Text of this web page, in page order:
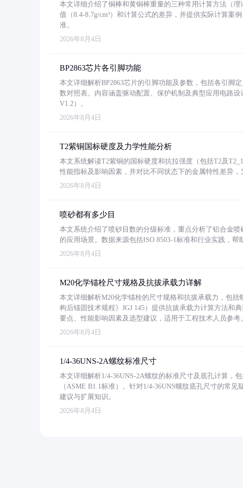
本文详细介绍了铜棒和黄铜棒重量的三种常用计算方法（
值（8.4-8.7g/cm³）和计算公式的差异，并提供实际计算案
准。
2026年8月4日
BP2863芯片各引脚功能
本文详细解析BP2863芯片的引脚功能及参数，包括各引脚
数对照表。内容涵盖驱动配置、保护机制及典型应用电路
V1.2）。
2026年8月4日
T2紫铜国标硬度及力学性能分析
本文系统解读T2紫铜的国标硬度和抗拉强度（包括T2及
性能指标及影响因素，并对比不同状态下的金属特性差异，
2026年8月4日
喷砂都有多少目
本文系统介绍了喷砂目数的分级标准，重点分析了铝合金
的应用场景。数据来源包括ISO 8503-1标准和行业实践，帮
2026年8月4日
M20化学锚栓尺寸规格及抗拔承载力详解
本文详细解析M20化学锚栓的尺寸规格和抗拔承载力，包
构后锚固技术规程》JGJ 145）提供抗拔承载力计算方法和
要点、性能影响因素及选型建议，适用于工程技术人员参考
2026年8月4日
1/4-36UNS-2A螺纹标准尺寸
本文详细解析1/4-36UNS-2A螺纹的标准尺寸及底孔计算，
（ASME B1.1标准）。针对1/4-36UNS螺纹底孔尺寸的常
建议与扩展知识。
2026年8月4日